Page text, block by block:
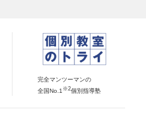
完全マンツーマンの
全国No.1 ※2個別指導塾